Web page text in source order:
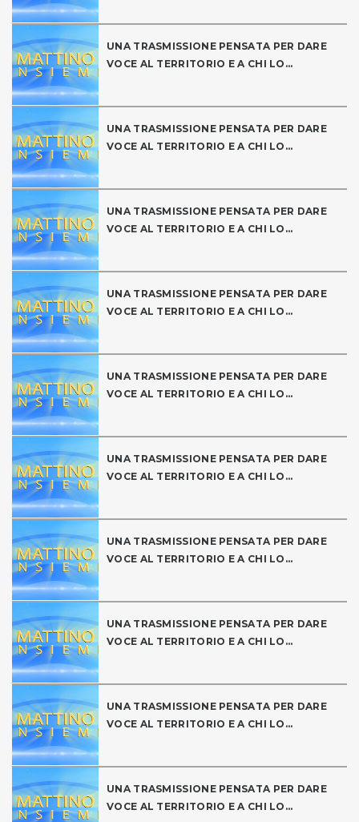
UNA TRASMISSIONE PENSATA PER DARE
VOCE AL TERRITORIO E A CHI LO...
UNA TRASMISSIONE PENSATA PER DARE
VOCE AL TERRITORIO E A CHI LO...
UNA TRASMISSIONE PENSATA PER DARE
VOCE AL TERRITORIO E A CHI LO...
UNA TRASMISSIONE PENSATA PER DARE
VOCE AL TERRITORIO E A CHI LO...
UNA TRASMISSIONE PENSATA PER DARE
VOCE AL TERRITORIO E A CHI LO...
UNA TRASMISSIONE PENSATA PER DARE
VOCE AL TERRITORIO E A CHI LO...
UNA TRASMISSIONE PENSATA PER DARE
VOCE AL TERRITORIO E A CHI LO...
UNA TRASMISSIONE PENSATA PER DARE
VOCE AL TERRITORIO E A CHI LO...
UNA TRASMISSIONE PENSATA PER DARE
VOCE AL TERRITORIO E A CHI LO...
UNA TRASMISSIONE PENSATA PER DARE
VOCE AL TERRITORIO E A CHI LO...